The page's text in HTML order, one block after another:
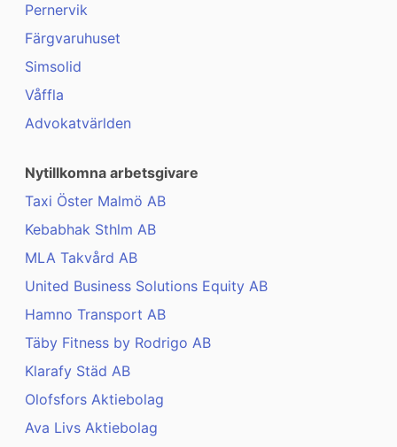
Pernervik
Färgvaruhuset
Simsolid
Våffla
Advokatvärlden
Nytillkomna arbetsgivare
Taxi Öster Malmö AB
Kebabhak Sthlm AB
MLA Takvård AB
United Business Solutions Equity AB
Hamno Transport AB
Täby Fitness by Rodrigo AB
Klarafy Städ AB
Olofsfors Aktiebolag
Ava Livs Aktiebolag